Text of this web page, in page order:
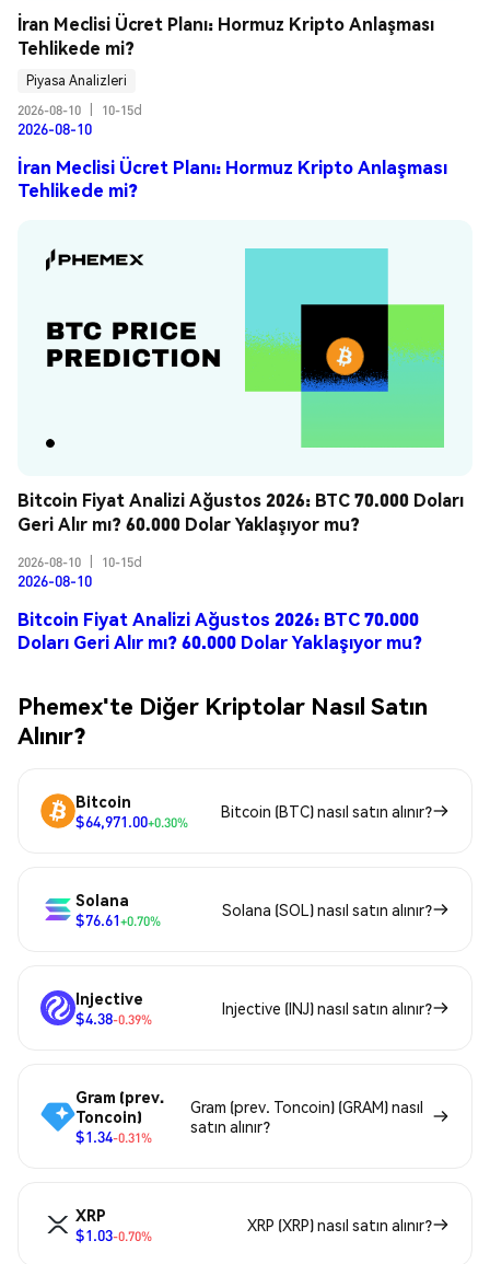
İran Meclisi Ücret Planı: Hormuz Kripto Anlaşması
Tehlikede mi?
Piyasa Analizleri
2026-08-10
10-15d
2026-08-10
İran Meclisi Ücret Planı: Hormuz Kripto Anlaşması
Tehlikede mi?
Bitcoin Fiyat Analizi Ağustos 2026: BTC 70.000 Doları
Geri Alır mı? 60.000 Dolar Yaklaşıyor mu?
2026-08-10 10-15d
2026-08-10
Bitcoin Fiyat Analizi Ağustos 2026: BTC 70.000
Doları Geri Alır mı? 60.000 Dolar Yaklaşıyor mu?
Phemex'te Diğer Kriptolar Nasıl Satın
Alınır?
Bitcoin
$64,971.00+0.30%
Bitcoin (BTC) nasıl satın alınır?
Solana
$76.61+0.70%
Solana (SOL) nasıl satın alınır?
Injective
$4.38-0.39%
Injective (INJ) nasıl satın alınır?
Gram (prev.
Toncoin)
$1.34-0.31%
Gram (prev. Toncoin) (GRAM) nasıl
satın alınır?
XRP
$1.03-0.70%
XRP (XRP) nasıl satın alınır?